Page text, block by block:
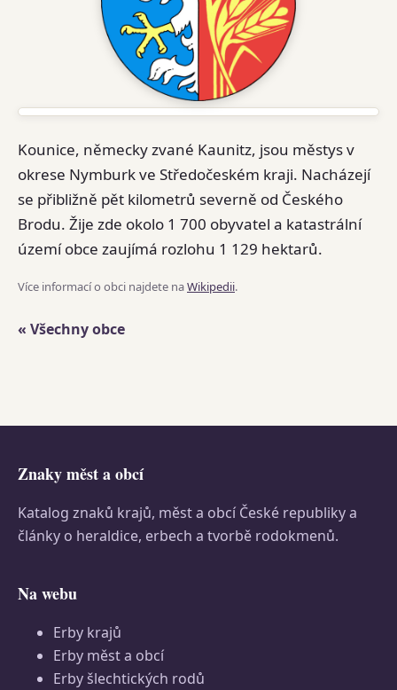
Kounice, německy zvané Kaunitz, jsou městys v
okrese Nymburk ve Středočeském kraji. Nacházejí
se přibližně pět kilometrů severně od Českého
Brodu. Žije zde okolo 1 700 obyvatel a katastrální
území obce zaujímá rozlohu 1 129 hektarů.
Více informací o obci najdete naWikipedii.
« Všechny obce
Znaky měst a obcí
Katalog znaků krajů, měst a obcí České republiky a
články o heraldice, erbech a tvorbě rodokmenů.
Na webu
Erby krajů
Erby měst a obcí
Erby šlechtických rodů